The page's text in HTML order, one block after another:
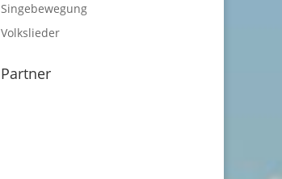
Singebewegung
Volkslieder
Partner